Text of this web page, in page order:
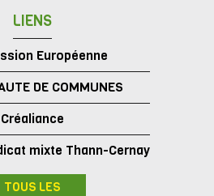
LIENS
Européenne
DE COMMUNES
Créaliance
mixte Thann-Cernay
TOUS LES